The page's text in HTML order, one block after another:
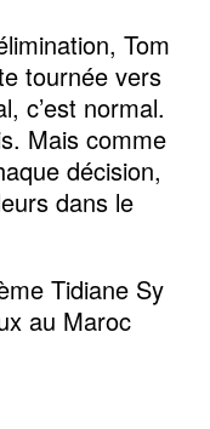
Tom
tournée vers
c’est normal.
Mais comme
décision,
dans le
Tidiane Sy
au Maroc